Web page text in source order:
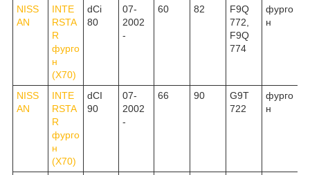
NISS
AN
INTE
RSTA
R
фурго
н
(X70)
dCi
80
07-
2002
-
60 82
F9Q
772,
F9Q
774
фурго
н
NISS
AN
INTE
RSTA
R
фурго
н
(X70)
dCI
90
07-
2002
-
66 90
G9T
722
фурго
н